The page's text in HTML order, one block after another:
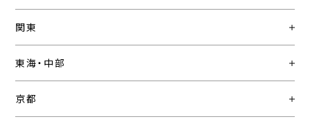
関東
東海・中部
京都